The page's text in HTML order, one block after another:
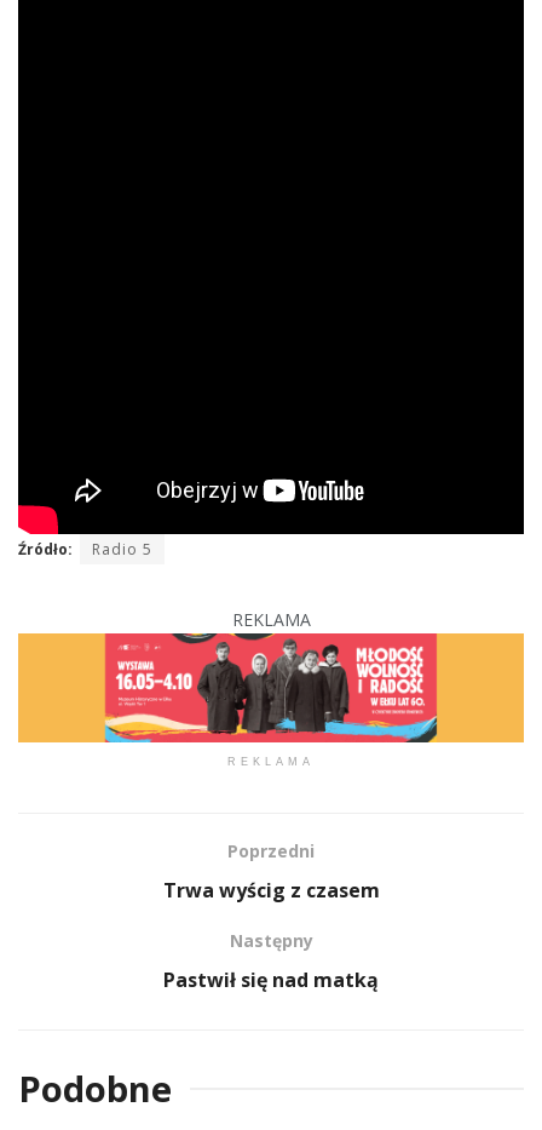
Źródło: Radio 5
REKLAMA
REKLAMA
Poprzedni
Trwa wyścig z czasem
Następny
Pastwił się nad matką
Podobne